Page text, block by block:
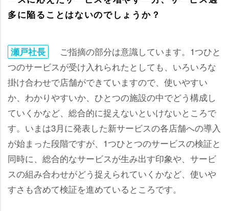
多に陥ることはないのでしょうか？
瀬戸社長
ご指摘の部分は意識しています。1つひと
つのサービスが受け入れられたとしても、いろいろな
掛け合わせで店舗ができていますので、使いやすい
か、わかりやすいか、ひとつの施設の中でどう構成し
ていくかなど、総合的に捉えないといけないところで
す。いまは3月に発表した新サービスの各店舗への導入
が始まった段階ですが、1つひとつのサービスの検証と
同時に、総合的なサービスが生み出す印象や、サービ
スの組み合わせがどう捉えられていくかなど、使い
すさも含めて検証を進めているところです。